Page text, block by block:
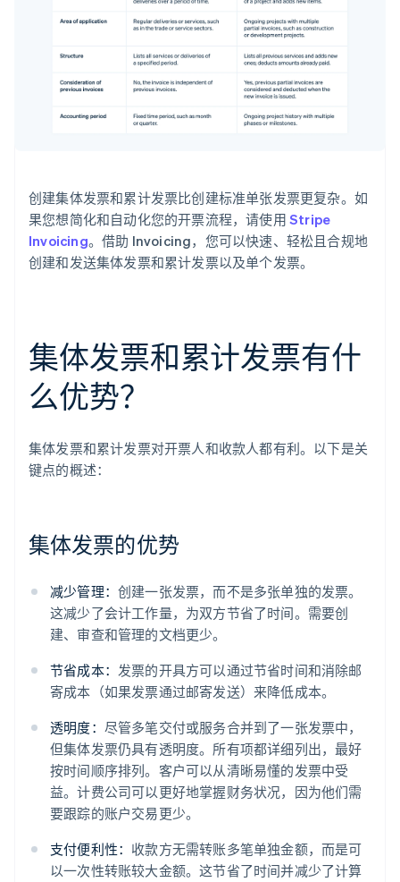
创建集体发票和累计发票比创建标准单张发票更复杂。如
果您想简化和自动化您的开票流程，请使用 Stripe
Invoicing。借助 Invoicing，您可以快速、轻松且合规地
创建和发送集体发票和累计发票以及单个发票。
集体发票和累计发票有什
么优势？
集体发票和累计发票对开票人和收款人都有利。以下是关
键点的概述：
集体发票的优势
减少管理： 创建一张发票，而不是多张单独的发票。
这减少了会计工作量，为双方节省了时间。需要创
建、审查和管理的文档更少。
节省成本： 发票的开具方可以通过节省时间和消除邮
寄成本（如果发票通过邮寄发送）来降低成本。
透明度： 尽管多笔交付或服务合并到了一张发票中，
但集体发票仍具有透明度。所有项都详细列出，最好
按时间顺序排列。客户可以从清晰易懂的发票中受
益。计费公司可以更好地掌握财务状况，因为他们需
要跟踪的账户交易更少。
支付便利性： 收款方无需转账多笔单独金额，而是可
以一次性转账较大金额。这节省了时间并减少了计算